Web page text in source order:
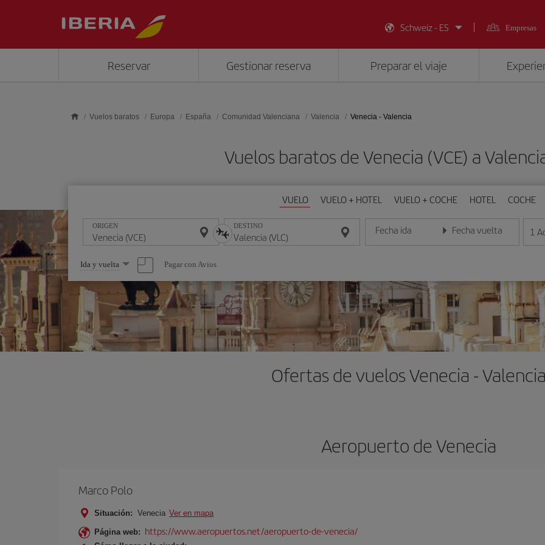
Schweiz - ES
Empresas
Reservar Gestionar reserva Preparar el viaje
Vuelos baratos Europa España Comunidad Valenciana Valencia Venecia - Valencia
Vuelos baratos de Venecia (VCE) a
VUELO VUELO + HOTEL VUELO + COCHE HOTEL COCHE
ORIGEN DESTINO Fecha ida
Introduce la fecha en formato día/mes/año
Fecha vuelta
Introduce la fecha en 1
Seleccione
una
opción
Ida y vuelta Pagar con Avios
Ofertas de vuelos Venecia -
Aeropuerto de Venecia
Marco Polo
Situación: Venecia Ver en mapa
Página web: https://www.aeropuertos.net/aeropuerto-de-venecia/